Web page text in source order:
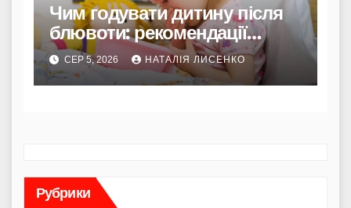
Чим годувати дитину після
блювоти: рекомендації
Комаровського
СЕР 5, 2026 НАТАЛІЯ ЛИСЕНКО
Рубрики